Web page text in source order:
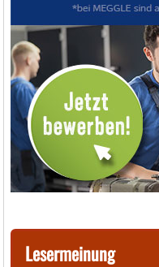
Lesermeinung